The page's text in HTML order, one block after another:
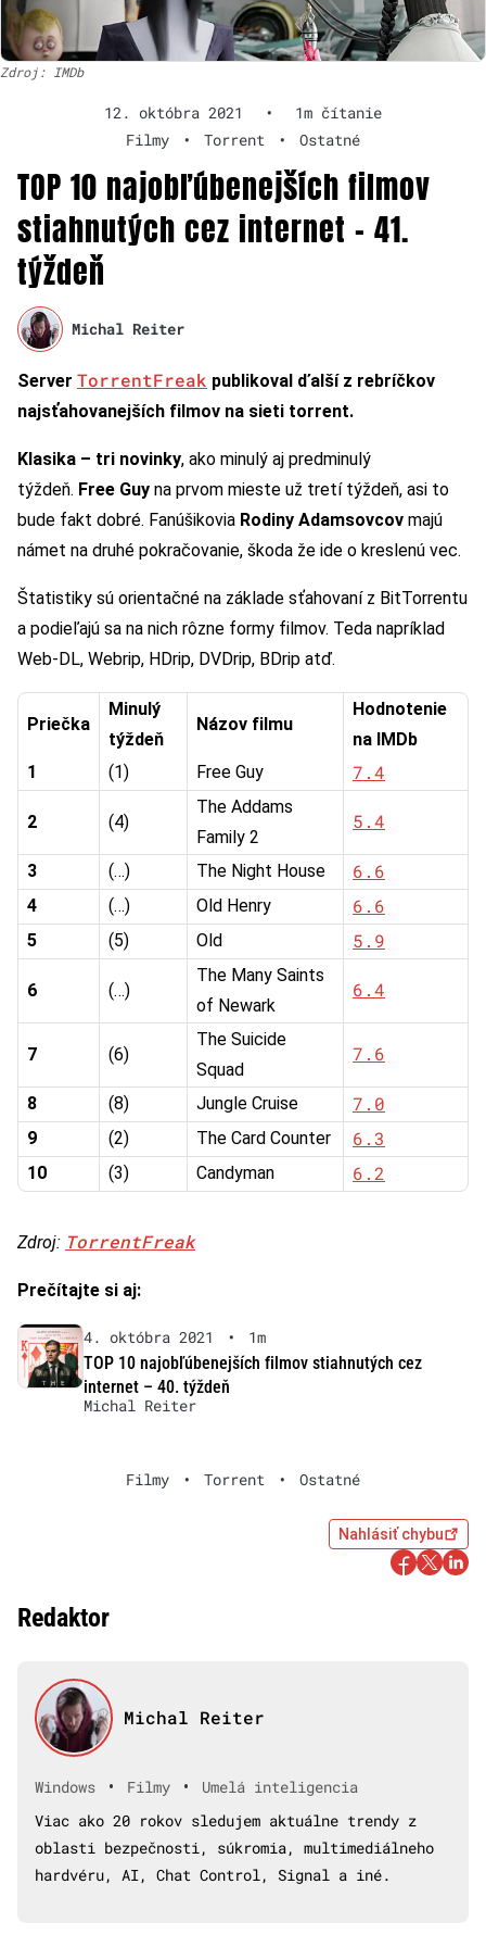
Zdroj: IMDb
12. októbra 2021 •
1m čítanie
Filmy
• Torrent • Ostatné
TOP 10 najobľúbenejších filmov
stiahnutých cez internet – 41.
týždeň
Michal Reiter
Server TorrentFreak publikoval ďalší z rebríčkov
najsťahovanejších filmov na sieti torrent.
Klasika – tri novinky, ako minulý aj predminulý
týždeň. Free Guy na prvom mieste už tretí týždeň, asi to
bude fakt dobré. Fanúšikovia Rodiny Adamsovcov majú
námet na druhé pokračovanie, škoda že ide o kreslenú vec.
Štatistiky sú orientačné na základe sťahovaní z BitTorrentu
a podieľajú sa na nich rôzne formy filmov. Teda napríklad
Web-DL, Webrip, HDrip, DVDrip, BDrip atď.
Priečka
Minulý
týždeň
Názov filmu
Hodnotenie
na IMDb
1
(1) Free Guy 7.4
2 (4)
The Addams
Family 2
5.4
3 (…) The Night House 6.6
4 (…) Old Henry 6.6
5 (5) Old 5.9
6 (…)
The Many Saints
of Newark
6.4
7 (6)
The Suicide
Squad
7.6
8 (8) Jungle Cruise 7.0
9 (2) The Card Counter 6.3
10 (3) Candyman 6.2
Zdroj: TorrentFreak
Prečítajte si aj:
4. októbra 2021 •
1m
TOP 10 najobľúbenejších filmov stiahnutých cez
internet – 40. týždeň
Michal Reiter
Filmy • Torrent • Ostatné
Nahlásiť chybu
Redaktor
Michal Reiter
Windows • Filmy •
Umelá inteligencia
Viac ako 20 rokov sledujem aktuálne trendy z
oblasti bezpečnosti, súkromia, multimediálneho
hardvéru, AI, Chat Control, Signal a iné.